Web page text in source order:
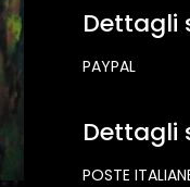
Dettagli
PAYPAL
Dettagli
POSTE